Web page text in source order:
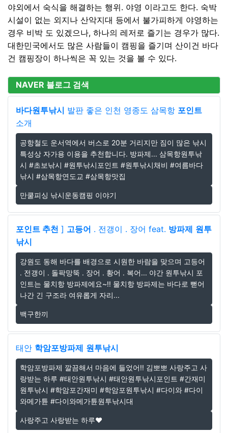
야외에서 숙식을 해결하는 행위. 야영 이라고도 한다. 숙박
시설이 없는 외지나 산악지대 등에서 불가피하게 야영하는
경우 비박 도 있겠으나, 하나의 레저로 즐기는 경우가 많다.
대한민국에서도 많은 사람들이 캠핑을 즐기며 산이건 바다
건 캠핑장이 하나씩은 꼭 있는 것을 볼 수 있다.
NAVER 블로그 검색
바다원투낚시 발판 좋은 인천 영종도 삼목항 포인트
소개
공항철도 운서역에서 버스로 20분 거리지만 짐이 많은 낚시
특성상 자가용 이용을 추천합니다. 방파제... 삼목항원투낚
시 #초보낚시 #원투낚시포인트 #원투낚시채비 #여름바다
낚시 #삼목항연도교 #삼목항맛집
만쿨피싱 낚시운동캠핑 이야기
포인트 추천 ] 고등어 . 전갱이 . 장어 feat. 방파제 원투
낚시
강원도 동해 바다를 배경으로 시원한 바람을 맞으며 고등어
. 전갱이 . 돌팍망뚝 . 장어 . 황어 . 복어... 야간 원투낚시 포
인트는 물치항 방파제에요~!! 물치항 방파제는 바다로 뻗어
나간 긴 구조라 여유롭게 자리...
백구한끼
태안 학암포방파제 원투낚시
학암포방파제 깔끔해서 마음에 들었어!! 김뽀뽀 사랑주고 사
랑받는 하루 #태안원투낚시 #태안원투낚시포인트 #간재미
원투낚시 #학암포간재미 #학암포원투낚시 #다이와 #다이
와메가튠 #다이와메가튠원투낚시대
사랑주고 사랑받는 하루❤️